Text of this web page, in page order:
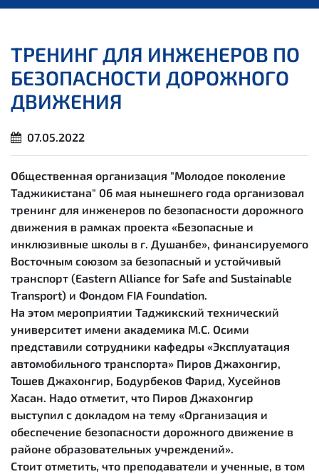
ТРЕНИНГ ДЛЯ ИНЖЕНЕРОВ ПО
БЕЗОПАСНОСТИ ДОРОЖНОГО
ДВИЖЕНИЯ
07.05.2022
Общественная организация "Молодое поколение
Таджикистана" 06 мая нынешнего года организовал
тренинг для инженеров по безопасности дорожного
движения в рамках проекта «Безопасные и
инклюзивные школы в г. Душанбе», финансируемого
Восточным союзом за безопасный и устойчивый
транспорт (Eastern Alliance for Safe and Sustainable
Transport) и Фондом FIA Foundation.
На этом мероприятии Таджикский технический
университет имени академика М.С. Осими
представили сотрудники кафедры «Эксплуатация
автомобильного транспорта» Пиров Джахонгир,
Тошев Джахонгир, Бодурбеков Фарид, Хусейнов
Хасан. Надо отметит, что Пиров Джахонгир
выступил с докладом на тему «Организация и
обеспечение безопасности дорожного движение в
районе образовательных учреждений».
Стоит отметить, что преподаватели и ученные, в том